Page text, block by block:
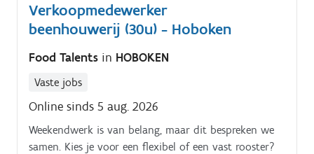
Verkoopmedewerker
beenhouwerij (30u) - Hoboken
Food Talents in HOBOKEN
Vaste jobs
Online sinds 5 aug. 2026
Weekendwerk is van belang, maar dit bespreken we
samen. Kies je voor een flexibel of een vast rooster?